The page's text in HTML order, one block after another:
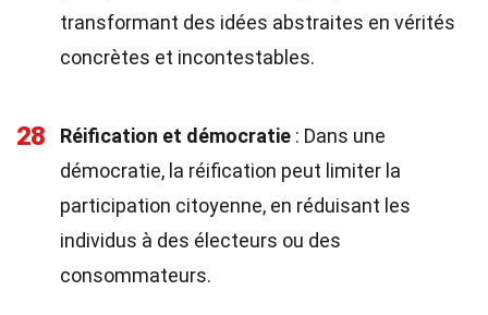
transformant des idées abstraites en vérités
concrètes et incontestables.
28 Réification et démocratie : Dans une
démocratie, la réification peut limiter la
participation citoyenne, en réduisant les
individus à des électeurs ou des
consommateurs.